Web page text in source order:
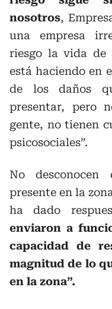
nosotros,
una empresa
riesgo la vida de
está haciendo en
de los daños
presentar, pero
gente, no tienen
psicosociales”.
No
presente en la
ha dado
enviaron a
capacidad de
magnitud de lo
en la zona”.